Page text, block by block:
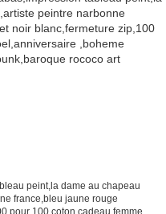
punk,baroque
contemporain
peint,la dame au chapeau
france,bleu jaune rouge
pour 100 coton,cadeau femme